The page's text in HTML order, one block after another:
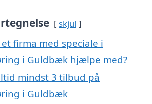
skjul
firma med speciale i
i Guldbæk hjælpe med?
mindst 3 tilbud på
i Guldbæk